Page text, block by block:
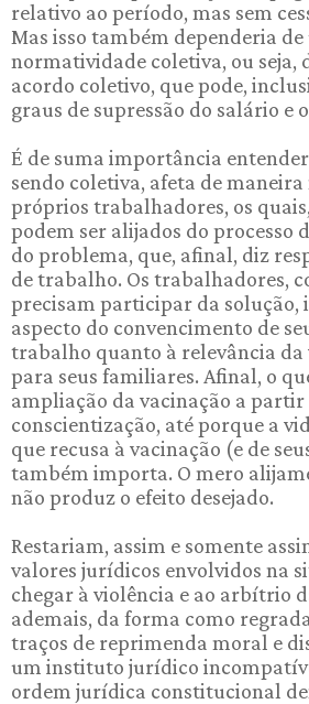
relativo ao período, mas sem
Mas isso também dependeria de
normatividade coletiva, ou seja,
acordo coletivo, que pode,
graus de supressão do salário e
É de suma importância
sendo coletiva, afeta de
próprios trabalhadores, os
podem ser alijados do processo
do problema, que, afinal, diz
de trabalho. Os trabalhadores,
precisam participar da solução,
aspecto do convencimento de
trabalho quanto à relevância da
para seus familiares. Afinal, o
ampliação da vacinação a partir
conscientização, até porque a
que recusa à vacinação (e de
também importa. O mero
não produz o efeito desejado.
Restariam, assim e somente
valores jurídicos envolvidos na
chegar à violência e ao arbítrio
ademais, da forma como
traços de reprimenda moral e
um instituto jurídico
ordem jurídica constitucional